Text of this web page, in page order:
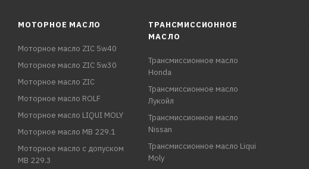
МОТОРНОЕ МАСЛО
Моторное масло ZIC 5w40
Моторное масло ZIC 5w30
Моторное масло ZIC
Моторное масло ROLF
Моторное масло LIQUI MOLY
Моторное масло MB 229.1
Моторное масло с допуском
MB 229.3
ТРАНСМИССИОННОЕ
МАСЛО
Трансмиссионное масло
Honda
Трансмиссионное масло
Лукойл
Трансмиссионное масло
Nissan
Трансмиссионное масло Liqui
Moly